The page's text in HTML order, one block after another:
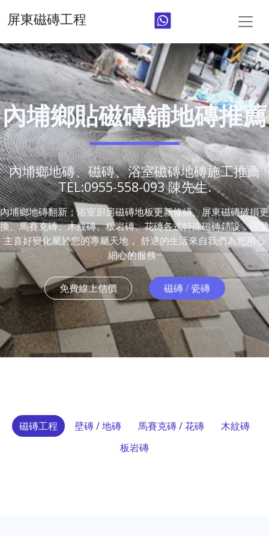
屏東磁磚工程
內埔鄉貼磁磚鋪地磚推薦
內埔鄉地磚、磁磚、浴室磁磚地磚施工推薦
TEL:0955-558-093 陳先生.
內埔鄉地磚翻新；浴室廚房磁磚地板更新修繕、屏東磁磚破損更
換。馬賽克磚、木紋磚、板岩磚、花磚各式特殊磁磚鋪設，依業
主喜好變化屬於您的專屬天地， 舒適的生活來自我們為您用心
細心的服務~
免費線上估價 磁磚 / 瓷磚
磁磚工程 壁磚 / 地磚 馬賽克磚 / 花磚
木紋磚
板岩磚